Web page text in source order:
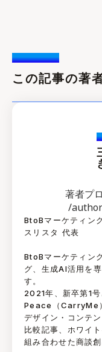
Writer /
この記事の著
著者プ
/
BtoBマーケティン
スリスタ 代表
BtoBマーケティン
グ、生成AI活用を
す。
2021年、新卒第1
Peace（CarryMe
デザイン・コンテ
比較記事、ホワイ
組み合わせた商談